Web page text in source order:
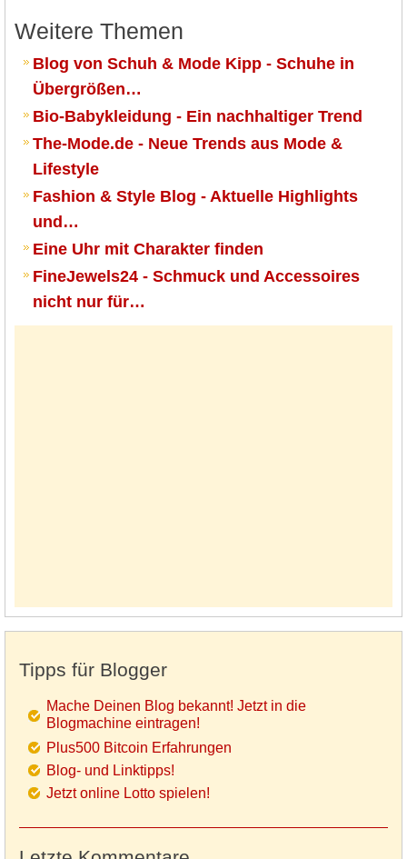
Weitere Themen
Blog von Schuh & Mode Kipp - Schuhe in
Übergrößen…
Bio-Babykleidung - Ein nachhaltiger Trend
The-Mode.de - Neue Trends aus Mode &
Lifestyle
Fashion & Style Blog - Aktuelle Highlights
und…
Eine Uhr mit Charakter finden
FineJewels24 - Schmuck und Accessoires
nicht nur für…
Tipps für Blogger
Mache Deinen Blog bekannt! Jetzt in die
Blogmachine eintragen!
Plus500 Bitcoin Erfahrungen
Blog- und Linktipps!
Jetzt online Lotto spielen!